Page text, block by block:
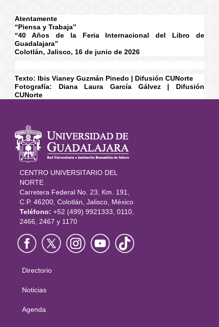
Atentamente
“Piensa y Trabaja”
“40 Años de la Feria Internacional del Libro de
Guadalajara”
Colotlán, Jalisco, 16 de junio de 2026
Texto: Ibis Vianey Guzmán Pinedo | Difusión CUNorte
Fotografía: Diana Laura García Gálvez | Difusión
CUNorte
Información
del portal
CENTRO UNIVERSITARIO DEL
NORTE
Carretera Federal No. 23, Km. 191,
C.P. 46200, Colotlán, Jalisco, México
Teléfono: +52 (499) 9921333, 0110,
2466, 2467 y 1170
Menú
principal
Directorio
Noticias
Agenda